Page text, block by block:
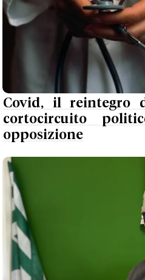
Covid, il reintegro
cortocircuito
opposizione